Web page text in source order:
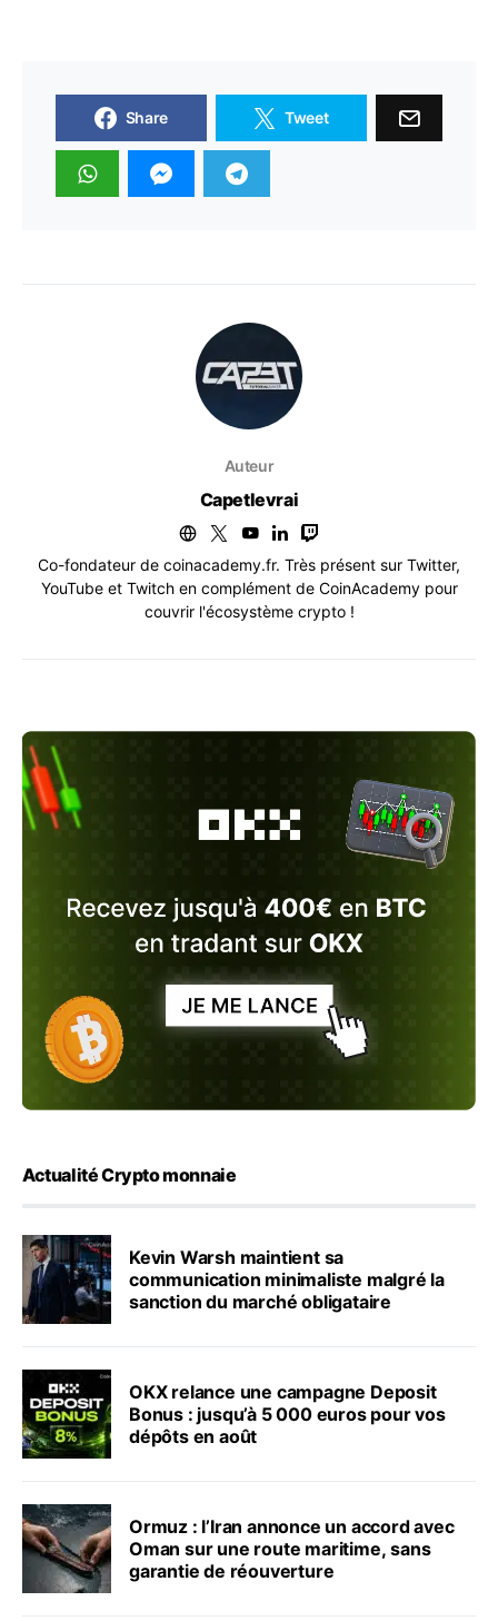
Share Tweet
Auteur
Capetlevrai
Co-fondateur de coinacademy.fr. Très présent sur Twitter,
YouTube et Twitch en complément de CoinAcademy pour
couvrir l'écosystème crypto !
Actualité Crypto monnaie
Kevin Warsh maintient sa
communication minimaliste malgré la
sanction du marché obligataire
OKX relance une campagne Deposit
Bonus : jusqu’à 5 000 euros pour vos
dépôts en août
Ormuz : l’Iran annonce un accord avec
Oman sur une route maritime, sans
garantie de réouverture